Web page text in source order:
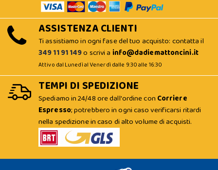
ASSISTENZA CLIENTI
Ti assistiamo in ogni fase del tuo acquisto: contatta il
349 11 91 149o scrivi a info@dadiemattoncini.it
Attivo dal Lunedì al Venerdì dalle 9:30 alle 16:30
TEMPI DI SPEDIZIONE
Spediamo in 24/48 ore dall'ordine con Corriere
Espresso; potrebbero in ogni caso verificarsi ritardi
nella spedizione in caso di alto volume di acquisti.